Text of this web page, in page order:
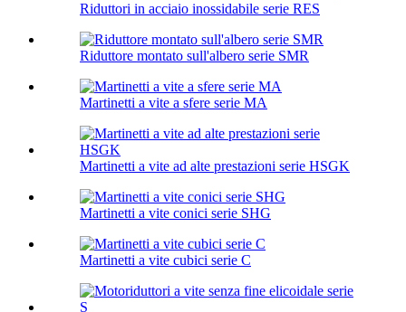
Riduttori in acciaio inossidabile serie RES
Riduttore montato sull'albero serie SMR
Martinetti a vite a sfere serie MA
Martinetti a vite ad alte prestazioni serie HSGK
Martinetti a vite conici serie SHG
Martinetti a vite cubici serie C